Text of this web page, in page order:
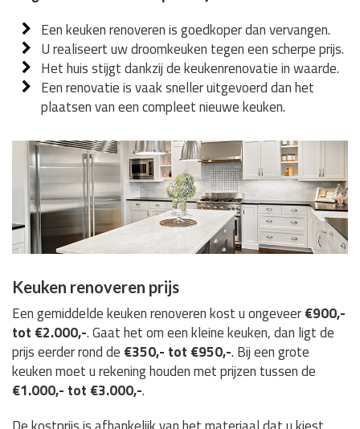
Een keuken renoveren is goedkoper dan vervangen.
U realiseert uw droomkeuken tegen een scherpe prijs.
Het huis stijgt dankzij de keukenrenovatie in waarde.
Een renovatie is vaak sneller uitgevoerd dan het
plaatsen van een compleet nieuwe keuken.
Keuken renoveren prijs
Een gemiddelde keuken renoveren kost u ongeveer€900,-
tot €2.000,-. Gaat het om een kleine keuken, dan ligt de
prijs eerder rond de €350,- tot €950,-. Bij een grote
keuken moet u rekening houden met prijzen tussen de
€1.000,- tot €3.000,-.